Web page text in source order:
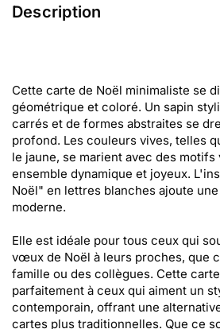
Description
Cette carte de Noël minimaliste se
géométrique et coloré. Un sapin
carrés et de formes abstraites se
profond. Les couleurs vives, telles
le jaune, se marient avec des motifs
ensemble dynamique et joyeux.
Noël" en lettres blanches ajoute
moderne.
Elle est idéale pour tous ceux qui
vœux de Noël à leurs proches, que
famille ou des collègues. Cette
parfaitement à ceux qui aiment un
contemporain, offrant une
cartes plus traditionnelles. Que ce